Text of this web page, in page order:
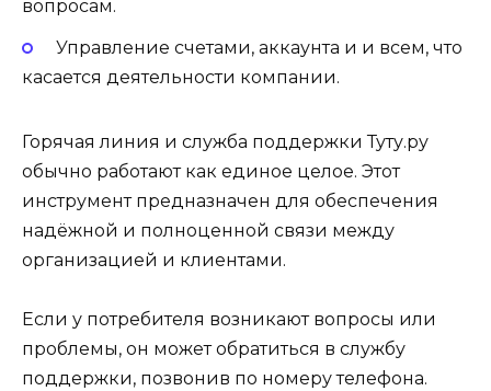
вопросам.
Управление счетами, аккаунта и и всем, что
касается деятельности компании.
Горячая линия и служба поддержки Туту.ру
обычно работают как единое целое. Этот
инструмент предназначен для обеспечения
надёжной и полноценной связи между
организацией и клиентами.
Если у потребителя возникают вопросы или
проблемы, он может обратиться в службу
поддержки, позвонив по номеру телефона.